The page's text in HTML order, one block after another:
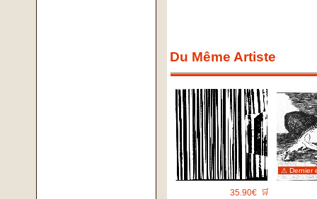
Du Même Artiste
35.90€ 🛒
⚠ Dernier